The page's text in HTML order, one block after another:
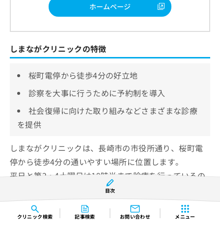
クリニック検索 記事検索 お問い合わせ メニュー
ホームページ
しまながクリニックの特徴
桜町電停から徒歩4分の好立地
診察を大事に行うために予約制を導入
社会復帰に向けた取り組みなどさまざまな診療
を提供
しまながクリニックは、長崎市の市役所通り、桜町電
停から徒歩4分の通いやすい場所に位置します。
平日と第2・4土曜日は19時半まで診療を行っているの
で、仕事やお出かけの帰りなどの通院にも便利です。
一人ひとりの患者の診察を大事にするため、初診、再
目次